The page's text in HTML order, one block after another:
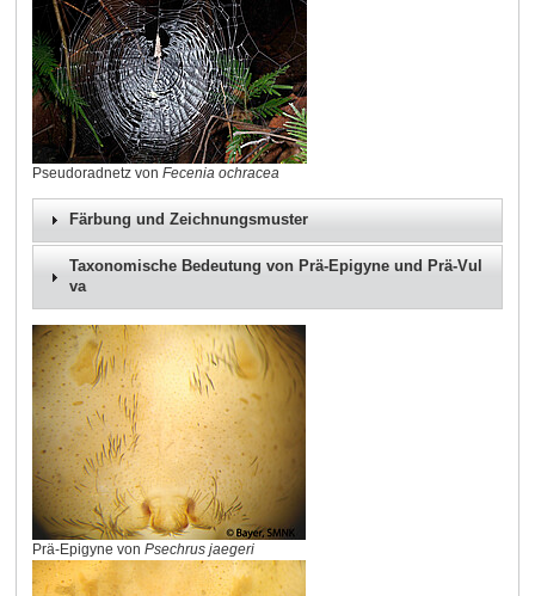
Pseudoradnetz von Fecenia ochracea
Färbung und Zeichnungsmuster
Taxonomische Bedeutung von Prä-Epigyne und Prä-Vul
va
Prä-Epigyne von Psechrus jaegeri